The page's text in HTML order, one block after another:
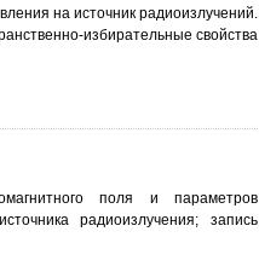
на источник радиоизлучений.
избирательные свойства
поля и параметров
радиоизлучения; запись